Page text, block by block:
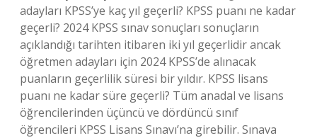
adayları KPSS’ye kaç yıl geçerli? KPSS puanı ne kadar
geçerli? 2024 KPSS sınav sonuçları sonuçların
açıklandığı tarihten itibaren iki yıl geçerlidir ancak
öğretmen adayları için 2024 KPSS’de alınacak
puanların geçerlilik süresi bir yıldır. KPSS lisans
puanı ne kadar süre geçerli? Tüm anadal ve lisans
öğrencilerinden üçüncü ve dördüncü sınıf
öğrencileri KPSS Lisans Sınavı’na girebilir. Sınava